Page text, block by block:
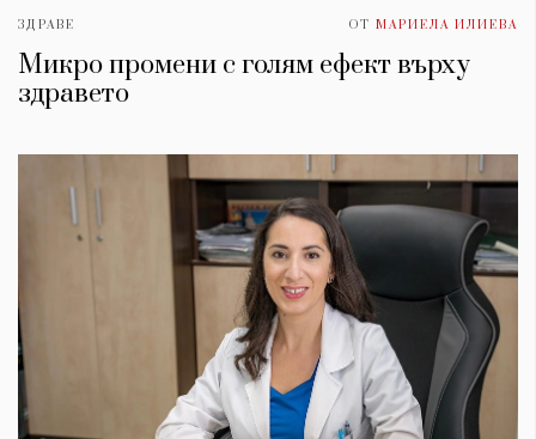
ЗДРАВЕ ОТ МАРИЕЛА ИЛИЕВА
Микро промени с голям ефект върху
здравето